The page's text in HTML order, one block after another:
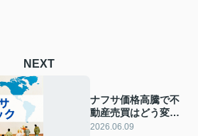
NEXT
ナフサ価格高騰で不
動産売買はどう変わ
る？影響と市場動向
2026.06.09